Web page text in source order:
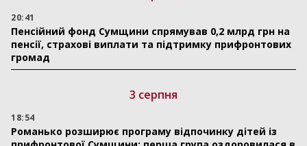
20:41
Пенсійний фонд Сумщини спрямував 0,2 млрд грн на
пенсії, страхові виплати та підтримку прифронтових
громад
3 серпня
18:54
Романько розширює програму відпочинку дітей із